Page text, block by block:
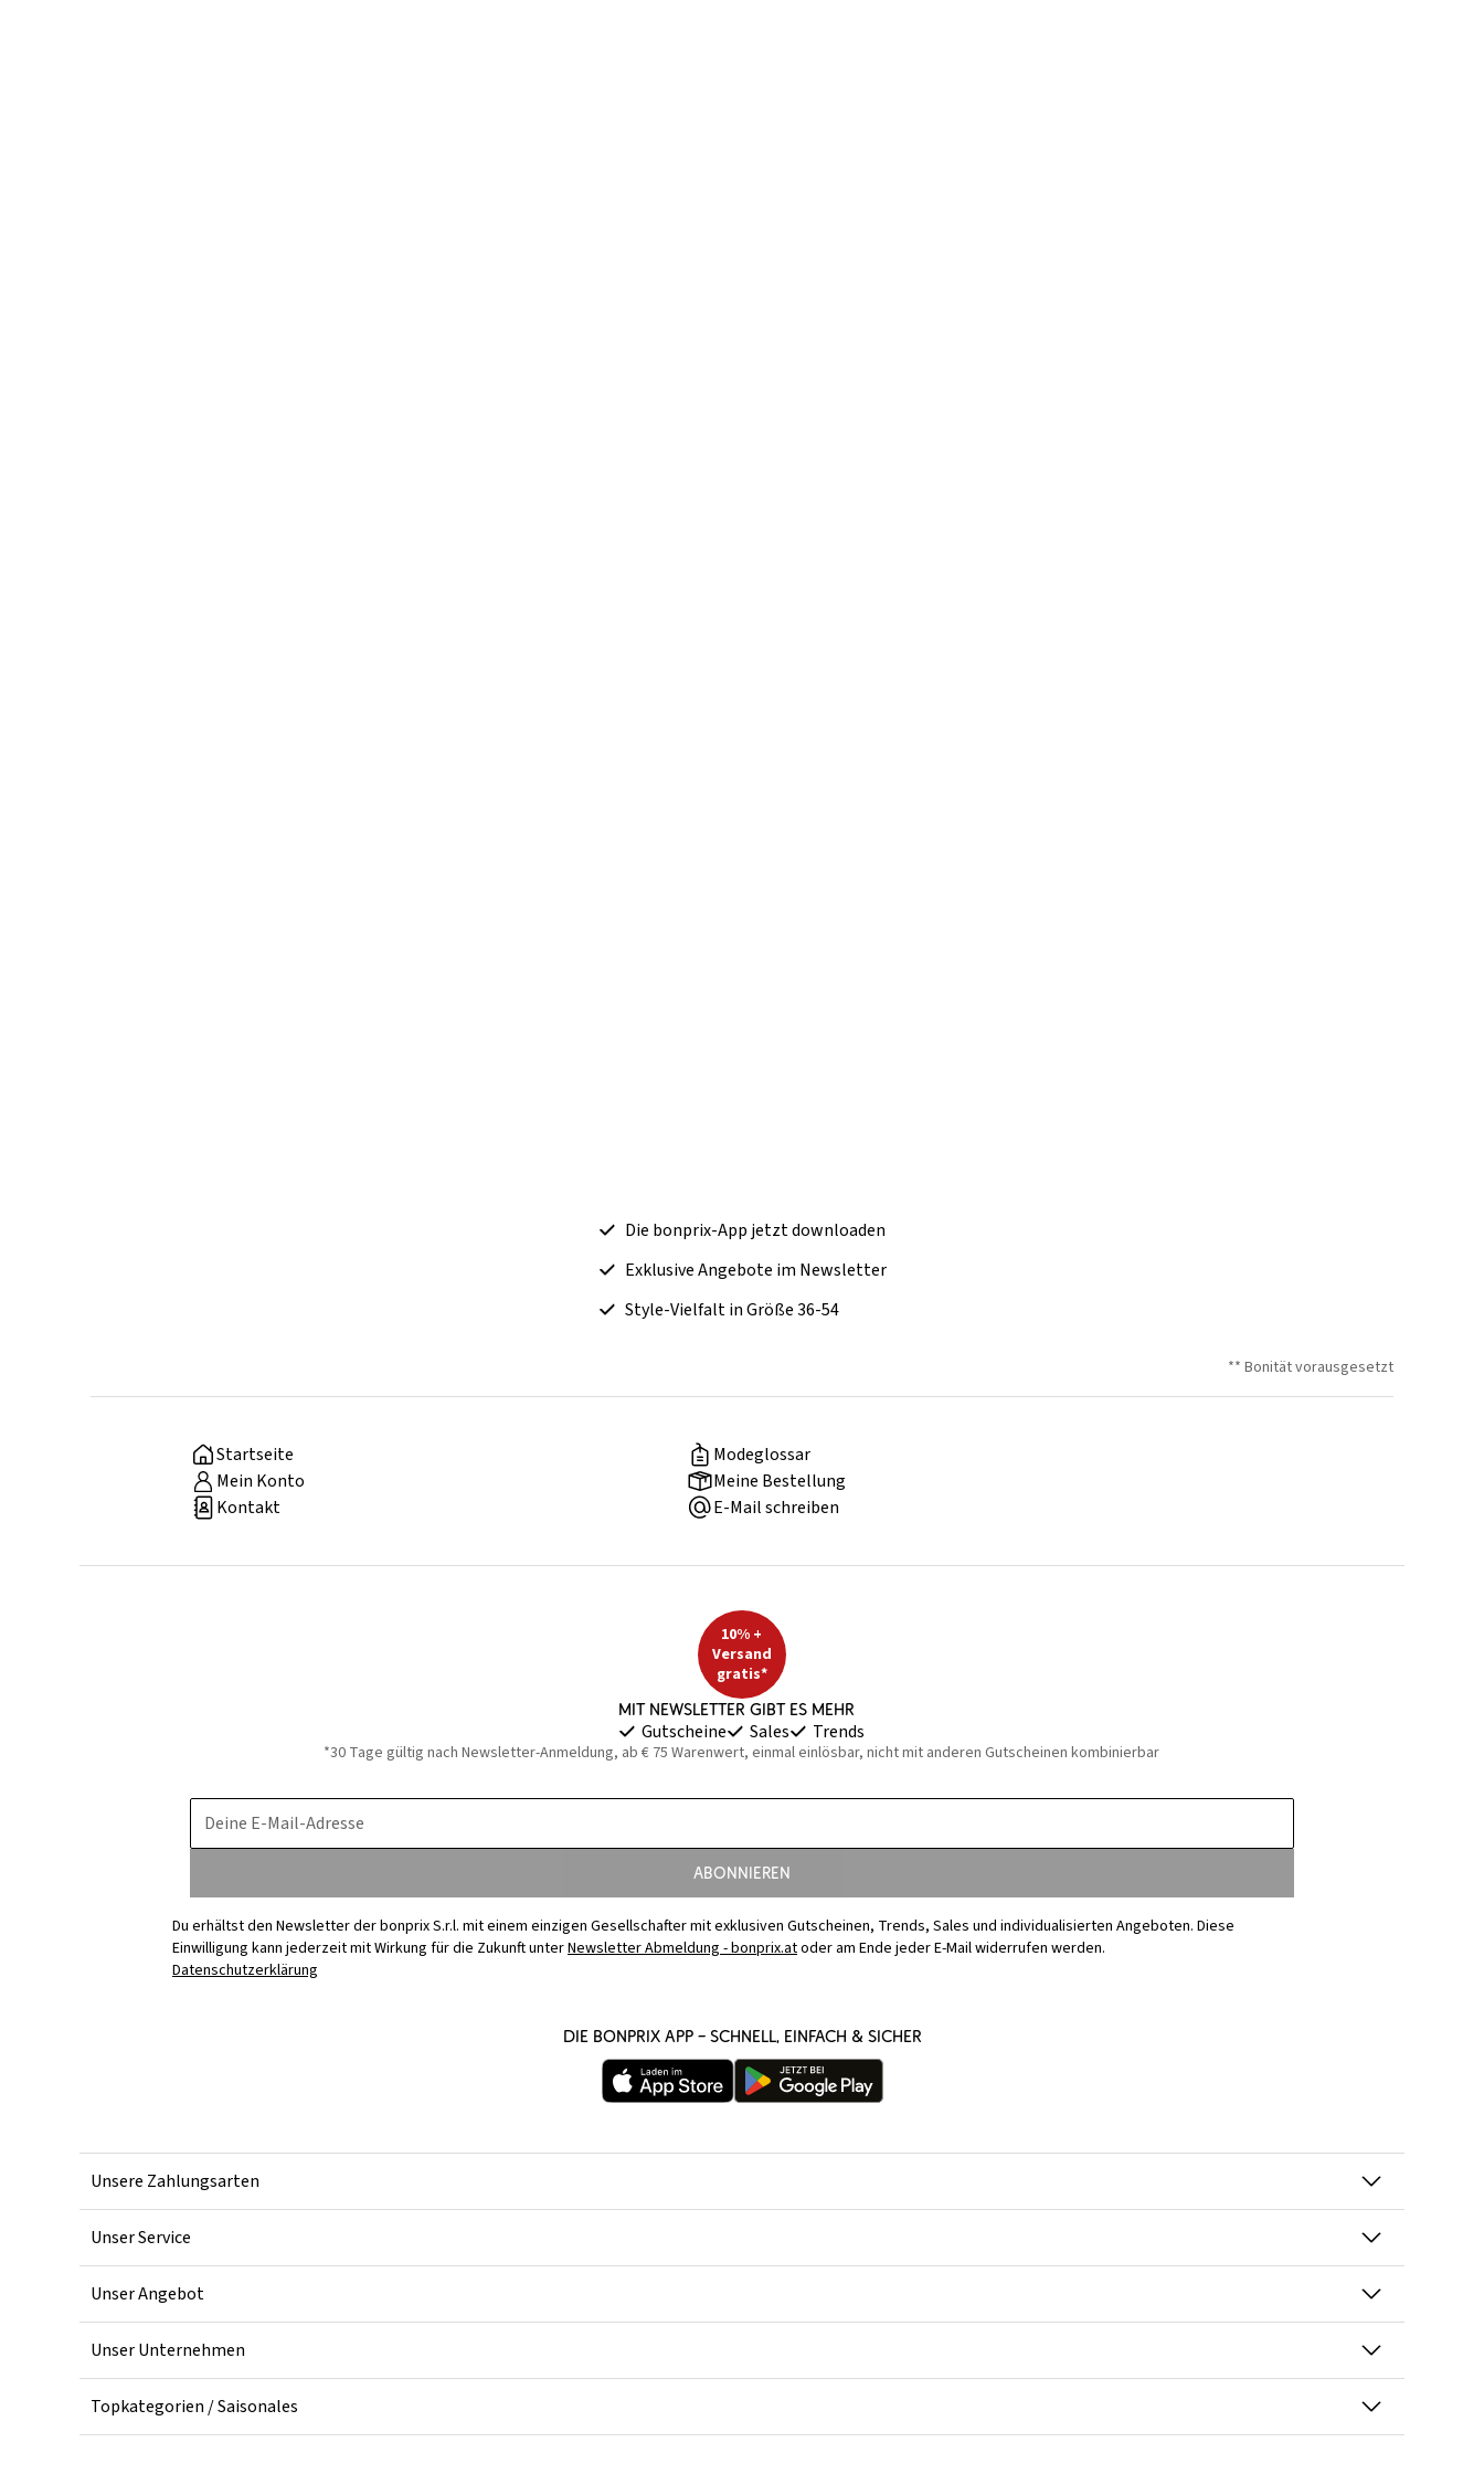
Die bonprix-App jetzt downloaden
Exklusive Angebote im Newsletter
Style-Vielfalt in Größe 36-54
** Bonität vorausgesetzt
Startseite
Modeglossar
Mein Konto
Meine Bestellung
Kontakt
E-Mail schreiben
10% +
Versand
gratis*
Mit Newsletter gibt es mehr
Gutscheine Sales Trends
*30 Tage gültig nach Newsletter-Anmeldung, ab € 75 Warenwert, einmal einlösbar, nicht mit anderen Gutscheinen kombinierbar
Deine E-Mail-Adresse
Abonnieren
Du erhältst den Newsletter der bonprix S.r.l. mit einem einzigen Gesellschafter mit exklusiven Gutscheinen, Trends, Sales und individualisierten Angeboten. Diese
Einwilligung kann jederzeit mit Wirkung für die Zukunft unterNewsletter Abmeldung - bonprix.atoder am Ende jeder E-Mail widerrufen werden.
Datenschutzerklärung
Die bonprix App – schnell, einfach & sicher
Unsere Zahlungsarten
Unser Service
Unser Angebot
Unser Unternehmen
Topkategorien / Saisonales